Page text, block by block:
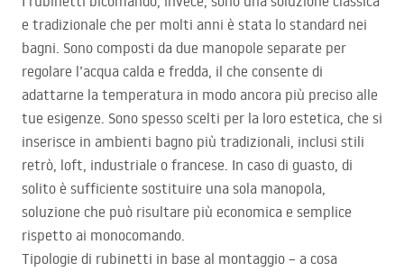
e tradizionale che per molti anni è stata lo standard nei
bagni. Sono composti da due manopole separate per
regolare l’acqua calda e fredda, il che consente di
adattarne la temperatura in modo ancora più preciso alle
tue esigenze. Sono spesso scelti per la loro estetica, che si
inserisce in ambienti bagno più tradizionali, inclusi stili
retrò, loft, industriale o francese. In caso di guasto, di
solito è sufficiente sostituire una sola manopola,
soluzione che può risultare più economica e semplice
rispetto ai monocomando.
Tipologie di rubinetti in base al montaggio – a cosa